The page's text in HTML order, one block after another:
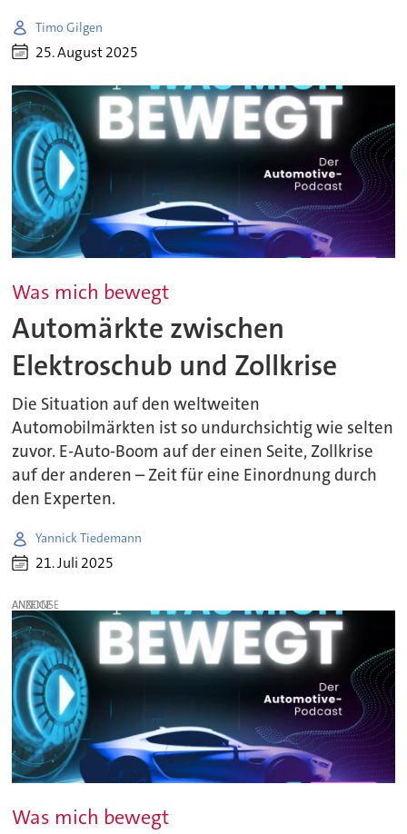
Timo Gilgen
25. August 2025
Was mich bewegt
Automärkte zwischen
Elektroschub und Zollkrise
Die Situation auf den weltweiten
Automobilmärkten ist so undurchsichtig wie selten
zuvor. E-Auto-Boom auf der einen Seite, Zollkrise
auf der anderen – Zeit für eine Einordnung durch
den Experten.
Yannick Tiedemann
21. Juli 2025
ANZEIGE
Was mich bewegt